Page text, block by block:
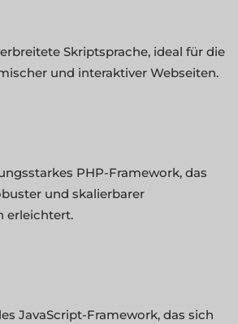
Skriptsprache, ideal für die
und interaktiver Webseiten.
PHP-Framework, das
und skalierbarer
erleichtert.
JavaScript-Framework, das sich